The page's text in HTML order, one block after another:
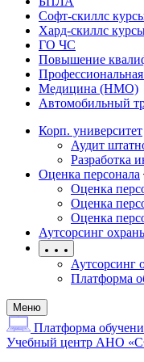
Софт-скиллс
Хард-скиллс
ГО ЧС
Повышение
Медицина (НМО)
Автомобильный
Корп. университет
Аудит
Разработка
Оценка персонала
Оценка
Оценка
Оценка
Аутсорсинг
Аутсорсинг
Платформа
Меню
Платформа
Учебный центр АНО